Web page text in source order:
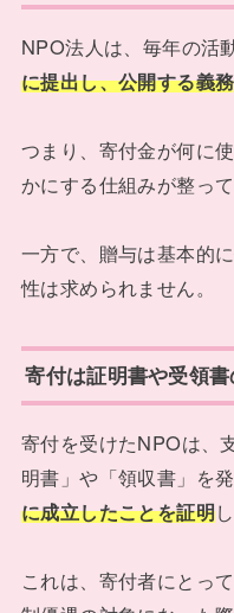
NPO法人は、毎年の活
に提出し、公開する義務
つまり、寄付金が何に
かにする仕組みが整って
一方で、贈与は基本的に
性は求められません。
寄付は証明書や受領
寄付を受けたNPOは、
明書」や「領収書」を
に成立したことを証明
これは、寄付者にとっ